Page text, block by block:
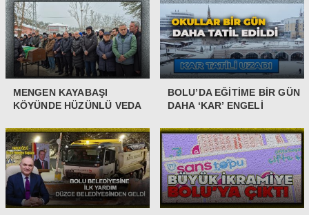
MENGEN KAYABAŞI
KÖYÜNDE HÜZÜNLÜ VEDA
BOLU’DA EĞİTİME BİR GÜN
DAHA ‘KAR’ ENGELİ